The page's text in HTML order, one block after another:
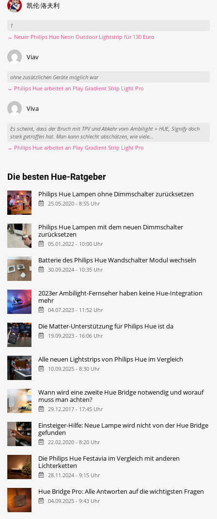
凯伦·洛夫利
1
→ Neuer Philips Hue Neon Outdoor Lightstrip für 130 Euro
Viav
ohne zusätzlichen Geräte möglich war
→ Philips Hue arbeitet an Play Gradient Strip Light Pro
Viva
Es scheint, dass der Bruch mit TPV und Abkehr vom Ambilight + HUE, Signify doch
stark getroffen hat. Man kann schlecht abschätzen, wie viele...
→ Philips Hue arbeitet an Play Gradient Strip Light Pro
Die besten Hue-Ratgeber
Philips Hue Lampen ohne Dimmschalter zurücksetzen
25.05.2020 - 8:55 Uhr
Philips Hue Lampen mit dem neuen Dimmschalter
zurücksetzen
05.01.2022 - 10:00 Uhr
Batterie des Philips Hue Wandschalter Modul wechseln
30.09.2024 - 10:35 Uhr
2023er Ambilight-Fernseher haben keine Hue-Integration
mehr
04.07.2023 - 11:52 Uhr
Die Matter-Unterstützung für Philips Hue ist da
19.09.2023 - 16:06 Uhr
Alle neuen Lightstrips von Philips Hue im Vergleich
10.09.2025 - 8:30 Uhr
Wann wird eine zweite Hue Bridge notwendig und worauf
muss man achten?
29.12.2017 - 17:45 Uhr
Einsteiger-Hilfe: Neue Lampe wird nicht von der Hue Bridge
gefunden
22.02.2020 - 8:20 Uhr
Die Philips Hue Festavia im Vergleich mit anderen
Lichterketten
28.11.2024 - 9:15 Uhr
Hue Bridge Pro: Alle Antworten auf die wichtigsten Fragen
04.09.2025 - 9:43 Uhr